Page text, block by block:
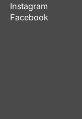
Instagram
Facebook